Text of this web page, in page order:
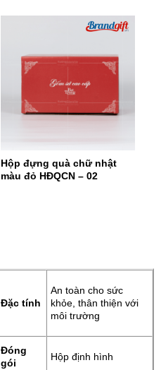
Hộp đựng quà chữ nhật
màu đỏ HĐQCN – 02
Đặc tính
An toàn cho sức
khỏe, thân thiện với
môi trường
Đóng
gói
Hộp định hình